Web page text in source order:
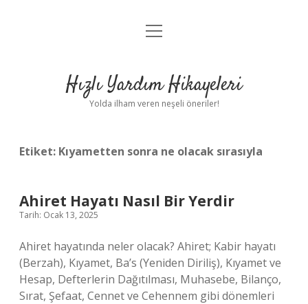
Anasayfa
Yasal Uyarı
menüyü
Hızlı Yardım Hikayeleri
Yolda ilham veren neşeli öneriler!
Etiket: Kıyametten sonra ne olacak sırasıyla
Ahiret Hayatı Nasıl Bir Yerdir
Tarih: Ocak 13, 2025
Ahiret hayatında neler olacak? Ahiret; Kabir hayatı
(Berzah), Kıyamet, Ba’s (Yeniden Diriliş), Kıyamet ve
Hesap, Defterlerin Dağıtılması, Muhasebe, Bilanço,
Sırat, Şefaat, Cennet ve Cehennem gibi dönemleri